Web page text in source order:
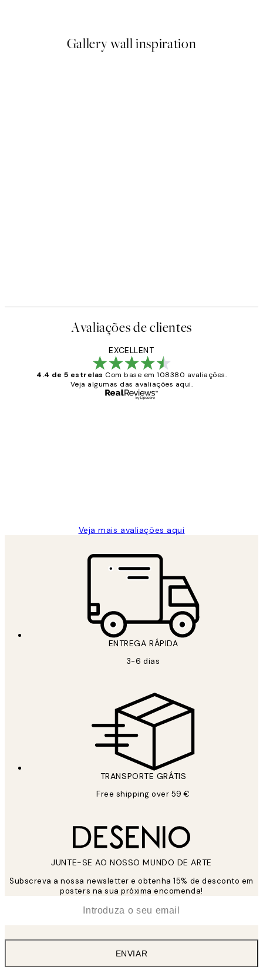
Gallery wall inspiration
Avaliações de clientes
EXCELLENT
4.4 de 5 estrelas Com base em 108380 avaliações.
Veja algumas das avaliações aqui.
Veja mais avaliações aqui
ENTREGA RÁPIDA
3-6 dias
TRANSPORTE GRÁTIS
Free shipping over 59 €
JUNTE-SE AO NOSSO MUNDO DE ARTE
Subscreva a nossa newsletter e obtenha 15% de desconto em
posters na sua próxima encomenda!
ENVIAR